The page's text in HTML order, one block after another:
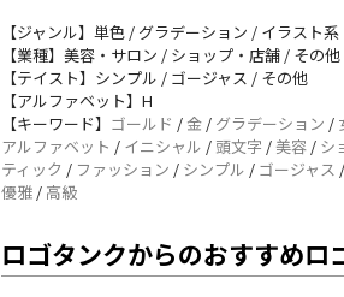
【ジャンル】単色 / グラデーション / イラスト系
【業種】美容・サロン / ショップ・店舗 / その他
【テイスト】シンプル / ゴージャス / その他
【アルファベット】H
【キーワード】 ゴールド / 金 / グラデーション /
アルファベット / イニシャル / 頭文字 /美容 / シ
ティック / ファッション / シンプル / ゴージャス /
優雅 / 高級
ロゴタンクからのおすすめロ